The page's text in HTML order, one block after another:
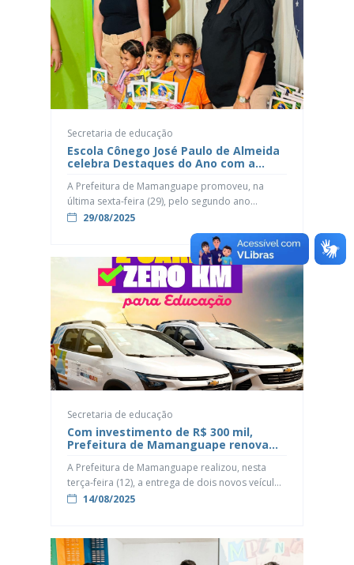
dedicação à educação. Ao longo de quase duas
décadas de atuação, o […]
Secretaria de educação
Escola Cônego José Paulo de Almeida
celebra Destaques do Ano com a
A Prefeitura de Mamanguape promoveu, na
última sexta-feira (29), pelo segundo ano
consecutivo, a premiação “Astronautas do Saber
– Estudante Nota 10”, um momento marcante
que aconteceu na Escola Municipal Cônego José
Paulo de Almeida, com o objetivo de reconhecer
os alunos e alunas que mais se destacaram no
processo de ensino-aprendizagem em todas as
29/08/2025
Secretaria de educação
Com investimento de R$ 300 mil,
Prefeitura de Mamanguape renova
A Prefeitura de Mamanguape realizou, nesta
terça-feira (12), a entrega de dois novos veículos
à Secretaria de Educação, como parte do
próprios do município, em um investimento de
cerca de R$ 300 mil. “O nosso compromisso é
14/08/2025